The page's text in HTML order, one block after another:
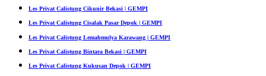
Les Privat Calistung Cikunir Bekasi | GEMPI
Les Privat Calistung Cisalak Pasar Depok | GEMPI
Les Privat Calistung Lemahmulya Karawang | GEMPI
Les Privat Calistung Bintara Bekasi | GEMPI
Les Privat Calistung Kukusan Depok | GEMPI